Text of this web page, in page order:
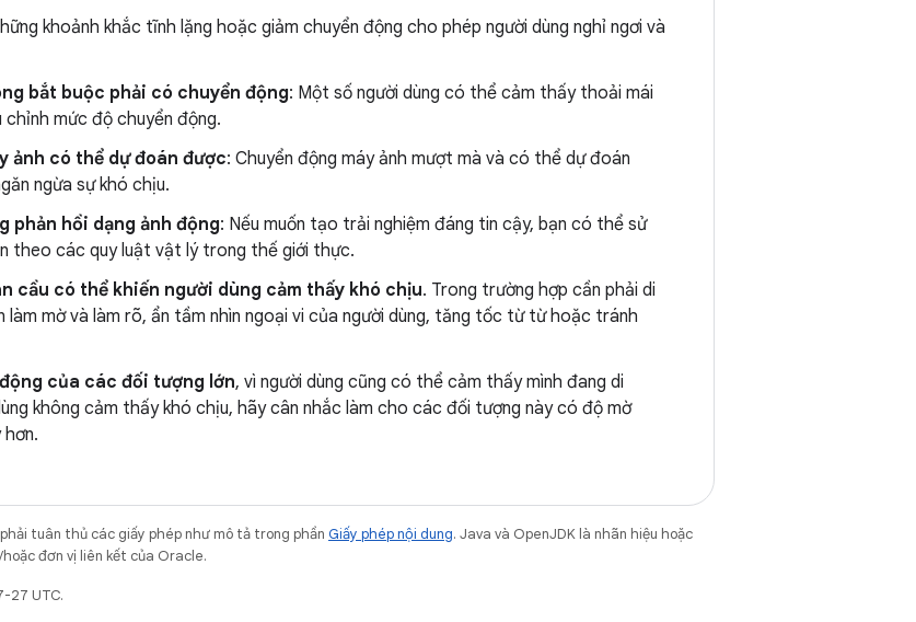
khoảnh khắc tĩnh lặng hoặc giảm chuyển động cho phép người dùng nghỉ ngơi và
bắt buộc phải có chuyển động: Một số người dùng có thể cảm thấy thoải mái
mức độ chuyển động.
ảnh có thể dự đoán được: Chuyển động máy ảnh mượt mà và có thể dự đoán
ngừa sự khó chịu.
phản hồi dạng ảnh động: Nếu muốn tạo trải nghiệm đáng tin cậy, bạn có thể sử
theo các quy luật vật lý trong thế giới thực.
cầu có thể khiến người dùng cảm thấy khó chịu. Trong trường hợp cần phải di
làm mờ và làm rõ, ẩn tầm nhìn ngoại vi của người dùng, tăng tốc từ từ hoặc tránh
của các đối tượng lớn, vì người dùng cũng có thể cảm thấy mình đang di
không cảm thấy khó chịu, hãy cân nhắc làm cho các đối tượng này có độ mờ
tuân thủ các giấy phép như mô tả trong phần Giấy phép nội dung. Java và OpenJDK là nhãn hiệu hoặc
đơn vị liên kết của Oracle.
27 UTC.